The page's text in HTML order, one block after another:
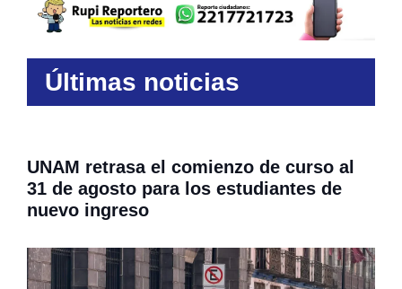
Últimas noticias
UNAM retrasa el comienzo de curso al
31 de agosto para los estudiantes de
nuevo ingreso